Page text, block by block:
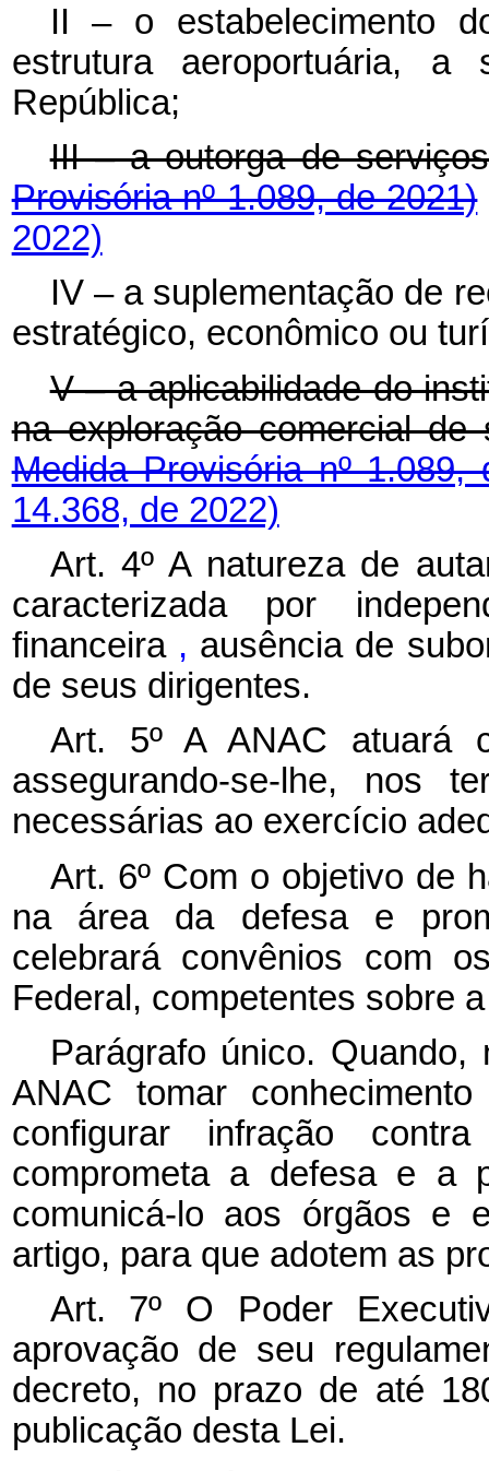
II – o estabelecimento
estrutura aeroportuária,
República;
III – a outorga de
Provisória nº 1.089, de 2021)
2022)
IV – a suplementação de
estratégico, econômico ou
V – a aplicabilidade do
na exploração comercial
Medida Provisória nº 1.089,
14.368, de 2022)
Art. 4º A natureza de
caracterizada por
financeira , ausência de
de seus dirigentes.
Art. 5º A ANAC atuará
assegurando-se-lhe, nos
necessárias ao exercício
Art. 6º Com o objetivo de
na área da defesa e
celebrará convênios com
Federal, competentes sobre
Parágrafo único.
ANAC tomar
configurar infração
comprometa a defesa e a
comunicá-lo aos órgãos e
artigo, para que adotem as
Art. 7º O Poder
aprovação de seu
decreto, no prazo de até
publicação desta Lei.